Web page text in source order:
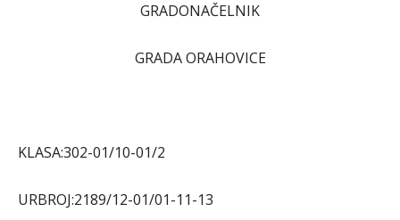
GRADONAČELNIK
GRADA ORAHOVICE
KLASA:302-01/10-01/2
URBROJ:2189/12-01/01-11-13